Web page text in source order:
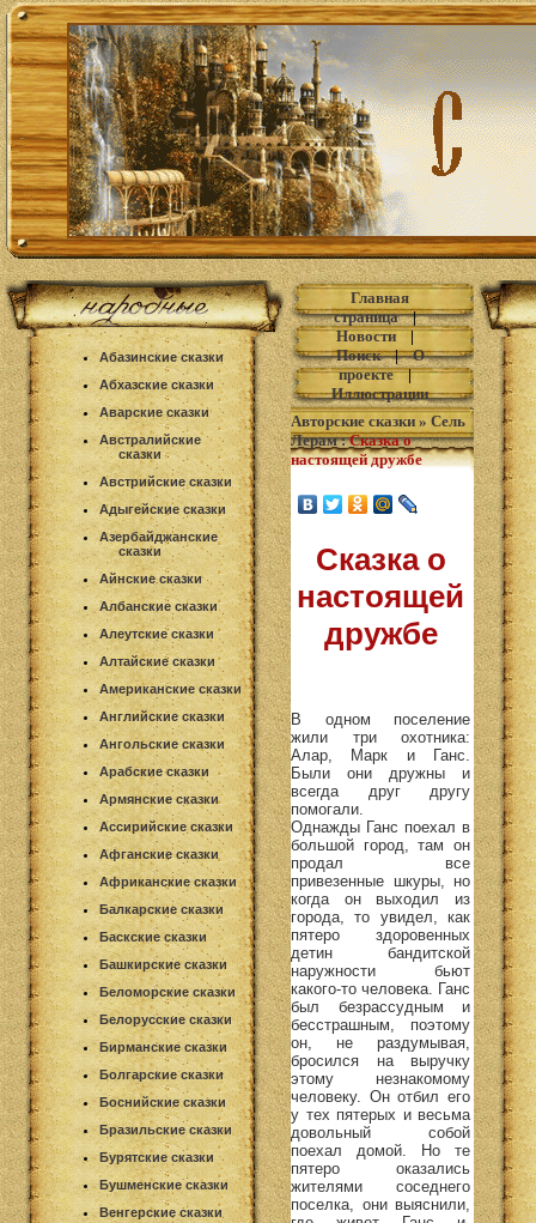
Абазинские сказки
Абхазские сказки
Аварские сказки
Австралийские
сказки
Австрийские сказки
Адыгейские сказки
Азербайджанские
сказки
Айнские сказки
Албанские сказки
Алеутские сказки
Алтайские сказки
Американские сказки
Английские сказки
Ангольские сказки
Арабские сказки
Армянские сказки
Ассирийские сказки
Афганские сказки
Африканские сказки
Балкарские сказки
Баскские сказки
Башкирские сказки
Беломорские сказки
Белорусские сказки
Бирманские сказки
Болгарские сказки
Боснийские сказки
Бразильские сказки
Бурятские сказки
Бушменские сказки
Венгерские сказки
Главная
страница|
Новости|
Поиск|О
проекте|
Иллюстрации
Авторские сказки » Сель
Лерам: Сказка о
настоящей дружбе
Сказка о
настоящей
дружбе
В одном поселение
жили три охотника:
Алар, Марк и Ганс.
Были они дружны и
всегда друг другу
помогали.
Однажды Ганс поехал в
большой город, там он
продал все
привезенные шкуры, но
когда он выходил из
города, то увидел, как
пятеро здоровенных
детин бандитской
наружности бьют
какого-то человека. Ганс
был безрассудным и
бесстрашным, поэтому
он, не раздумывая,
бросился на выручку
этому незнакомому
человеку. Он отбил его
у тех пятерых и весьма
довольный собой
поехал домой. Но те
пятеро оказались
жителями соседнего
поселка, они выяснили,